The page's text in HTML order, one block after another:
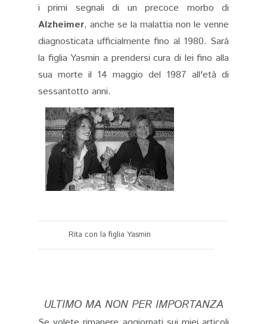
i primi segnali di un precoce morbo di
Alzheimer, anche se la malattia non le venne
diagnosticata ufficialmente fino al 1980. Sarà
la figlia Yasmin a prendersi cura di lei fino alla
sua morte il 14 maggio del 1987 all'età di
sessantotto anni.
Rita con la figlia Yasmin
ULTIMO MA NON PER IMPORTANZA